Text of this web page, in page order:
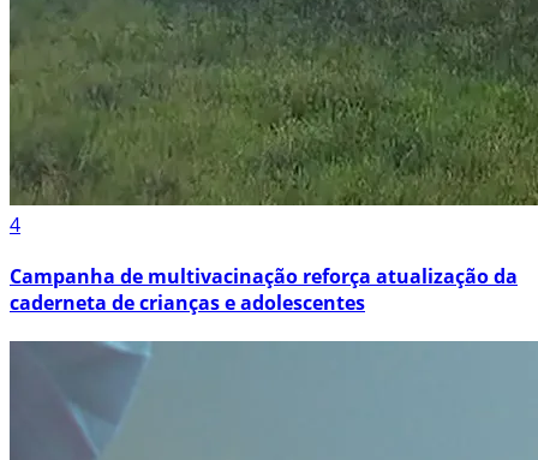
4
Campanha de multivacinação reforça atualização da
caderneta de crianças e adolescentes